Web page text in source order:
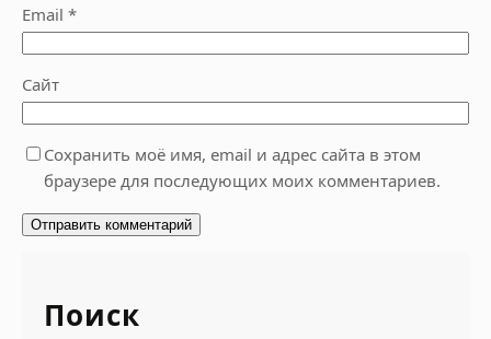
Email *
Сайт
Сохранить моё имя, email и адрес сайта в этом
браузере для последующих моих комментариев.
Поиск